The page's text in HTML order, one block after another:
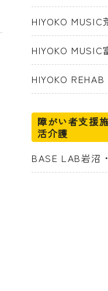
HIYOKO MUSIC
HIYOKO MUSIC
HIYOKO
障がい者支援
活介護
BASE LAB岩沼